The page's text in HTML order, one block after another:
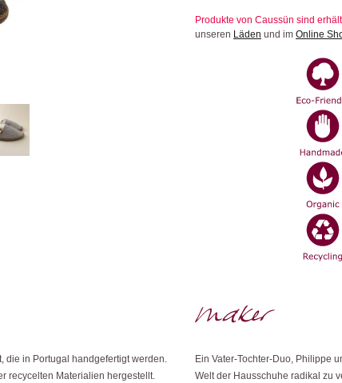
Produkte von Caussün sind
unseren Läden und im Online
die in Portugal handgefertigt werden.
recycelten Materialien hergestellt.
Ein Vater-Tochter-Duo, Philippe
Welt der Hausschuhe radikal zu